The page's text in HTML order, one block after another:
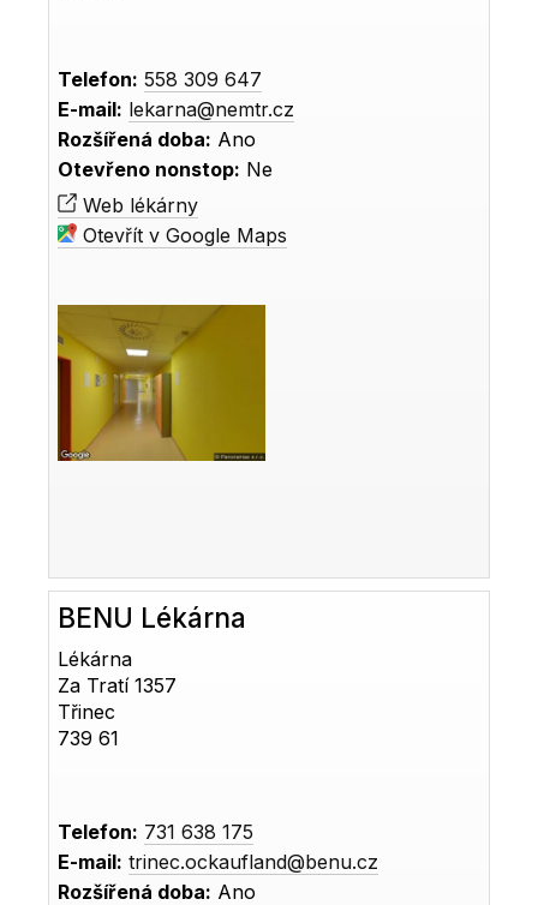
Telefon: 558 309 647
E-mail: lekarna@nemtr.cz
Rozšířená doba: Ano
Otevřeno nonstop: Ne
Web lékárny
Otevřít v Google Maps
BENU Lékárna
Lékárna
Za Tratí 1357
Třinec
739 61
Telefon: 731 638 175
E-mail: trinec.ockaufland@benu.cz
Rozšířená doba: Ano